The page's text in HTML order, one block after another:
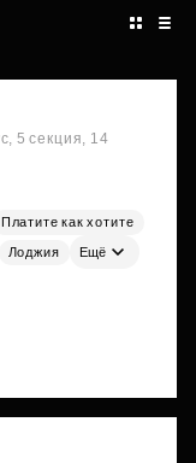
5 секция, 14
Платите как хотите
Лоджия Ещё